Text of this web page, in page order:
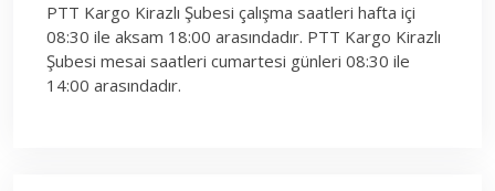
PTT Kargo Kirazlı Şubesi çalışma saatleri hafta içi
08:30 ile aksam 18:00 arasındadır. PTT Kargo Kirazlı
Şubesi mesai saatleri cumartesi günleri 08:30 ile
14:00 arasındadır.